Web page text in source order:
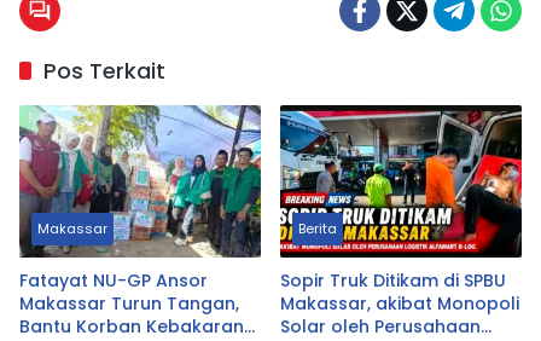
Pos Terkait
Makassar
Fatayat NU-GP Ansor
Makassar Turun Tangan,
Bantu Korban Kebakaran
Berita
Sopir Truk Ditikam di SPBU
Makassar, akibat Monopoli
Solar oleh Perusahaan